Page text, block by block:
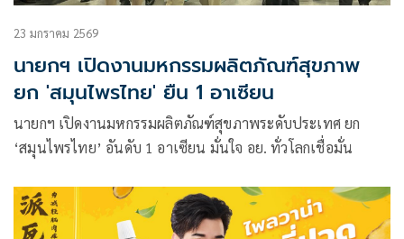
23 มกราคม 2569
นายกฯ เปิดงานมหกรรมผลิตภัณฑ์สุขภาพ
ยก 'สมุนไพรไทย' ยืน 1 อาเซียน
นายกฯ เปิดงานมหกรรมผลิตภัณฑ์สุขภาพระดับประเทศ ยก
‘สมุนไพรไทย’ อันดับ 1 อาเซียน มั่นใจ อย. ทั่วโลกเชื่อมั่น